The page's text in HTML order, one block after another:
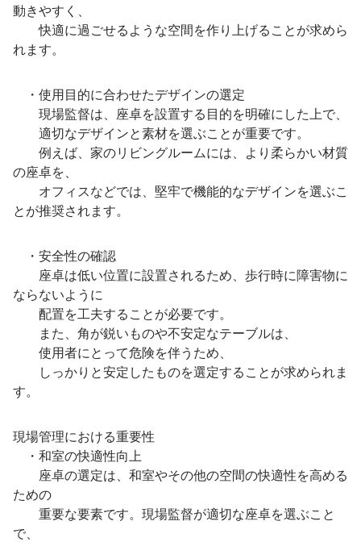
動きやすく、
快適に過ごせるような空間を作り上げることが求めら
れます。
・使用目的に合わせたデザインの選定
現場監督は、座卓を設置する目的を明確にした上で、
適切なデザインと素材を選ぶことが重要です。
例えば、家のリビングルームには、より柔らかい材質
の座卓を、
オフィスなどでは、堅牢で機能的なデザインを選ぶこ
とが推奨されます。
・安全性の確認
座卓は低い位置に設置されるため、歩行時に障害物に
ならないように
配置を工夫することが必要です。
また、角が鋭いものや不安定なテーブルは、
使用者にとって危険を伴うため、
しっかりと安定したものを選定することが求められま
す。
現場管理における重要性
・和室の快適性向上
座卓の選定は、和室やその他の空間の快適性を高める
ための
重要な要素です。現場監督が適切な座卓を選ぶこと
で、